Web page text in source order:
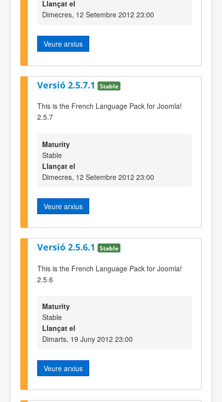
Llançat el
Dimecres, 12 Setembre 2012 23:00
Veure arxius
Versió 2.5.7.1 Stable
This is the French Language Pack for Joomla!
2.5.7
Maturity
Stable
Llançat el
Dimecres, 12 Setembre 2012 23:00
Veure arxius
Versió 2.5.6.1 Stable
This is the French Language Pack for Joomla!
2.5.6
Maturity
Stable
Llançat el
Dimarts, 19 Juny 2012 23:00
Veure arxius